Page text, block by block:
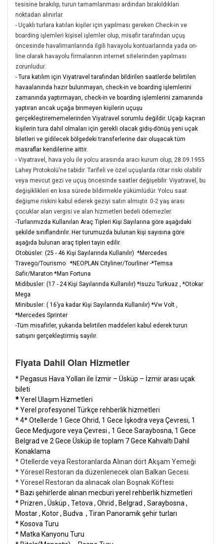
tesisine bırakılıp, turun tamamlanması ardından bırakıldıkları
noktadan alınırlar.
- Uçaklı turlara katılan kişiler için yapılması gereken Check-in ve
boarding işlemleri kişisel işlemler olup, misafir tarafından uçuş
öncesinde havalimanlarında ilgili havayolu kontuarlarında yada on-
line olarak havayolu firmalarının internet sitelerinden yapılması
zorunludur.
- Tura katılım için Viyatravel tarafından bildirilen saatlerde belirtilen
havaalanında hazır bulunmayan, check-in ve boarding işlemlerini
zamanında yaptırmayan, check-in ve boarding işlemlerini zamanında
yaptıran ancak uçağa binmeyen kişilerin uçuşu
gerçekleştirememelerinden Viyatravel sorumlu değildir. Uçağı kaçıran
kişilerin tura dahil olmaları için gerekli olacak gidiş-dönüş yeni uçak
biletleri ve gidilecek bölgedeki transferlerine dair oluşacak tüm
masraflar kendilerine aittir.
- Viyatravel, hava yolu ile yolcu arasında aracı kurum olup, 28.09.1955
Lahey Protokolü’ne tabidir. Tarifeli ve özel uçuşlarda rötar riski olabilir
veya mevcut gezi ve uçuş öncesinde saatler değişebilir. Viyatravel, bu
değişiklikleri en kısa sürede bildirmekle yükümlüdür. Yolcu saat
değişme riskini kabul ederek geziyi satın almıştır. 0-2 yaş arası
çocuklar alan vergisi ve alan hizmetleri bedeli ödemezler.
-Turlarımızda Kullanılan Araç Tipleri Kişi Sayılarına göre aşağıdaki
şekilde sınıflandırılır. Her turumuzda bulunan kişi sayısına göre
aşağıda bulunan araç tipleri tayin edilir.
Otobüsler: (25 - 46 Kişi Sayılarında Kullanılır) *Mercedes
Travego/Tourismo *NEOPLAN Cityliner/Tourliner -*Temsa
Safir/Maraton *Man Fortuna
Midibusler: (17 - 24 Kişi Sayılarında Kullanılır) *Isuzu Turkuaz , *Otokar
Mega
Minibusler: ( 16’ya kadar Kişi Sayılarında Kullanılır) *Vw Volt ,
*Mercedes Sprinter
-Tüm misafirler, yukarıda belirtilen maddeleri kabul ederek turun
satışını gerçekleştirmiş sayılır.
Fiyata Dahil Olan Hizmetler
* Pegasus Hava Yolları ile İzmir – Üsküp – İzmir arası uçak
bileti
*Yerel Ulaşım Hizmetleri
* Yerel profesyonel Türkçe rehberlik hizmetleri
* 4* Otellerde 1 Gece Ohrid, 1 Gece İşkodra veya Çevresi, 1
Gece Medjugore veya Çevresi , 1 Gece Saraybosna, 1 Gece
Belgrad ve 2 Gece Üsküp ile toplam 7 Gece Kahvaltı Dahil
Konaklama
* Otellerde veya Restoranlarda Alınan dört Akşam Yemeği
* Yöresel Restoran da düzenlenecek olan Balkan Gecesi.
* Yöresel Restoran da alınacak olan Boşnak Köftesi
* Bazı şehirlerde alınan mecburi yerel rehberlik hizmetleri
* Prizren , Üsküp , Tetova , Ohrid , Belgrad , Saraybosna ,
Mostar , Kotor , Budva , Tiran Panoramik şehir turları
* Kosova Turu
* Matka Kanyonu Turu